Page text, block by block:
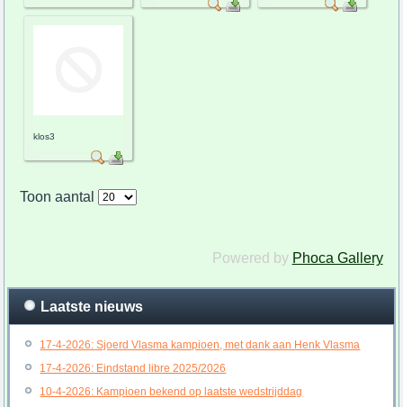
klos3
Toon aantal
Powered by Phoca Gallery
Laatste nieuws
17-4-2026: Sjoerd Vlasma kampioen, met dank aan Henk Vlasma
17-4-2026: Eindstand libre 2025/2026
10-4-2026: Kampioen bekend op laatste wedstrijddag